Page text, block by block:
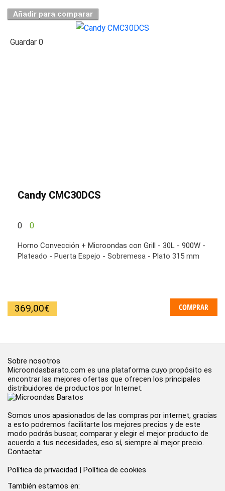
Añadir para comparar
Guardar 0
Candy CMC30DCS
0 0
Horno Convección + Microondas con Grill - 30L - 900W -
Plateado - Puerta Espejo - Sobremesa - Plato 315 mm
369,00€ COMPRAR
Sobre nosotros
Microondasbarato.com es una plataforma cuyo propósito es
encontrar las mejores ofertas que ofrecen los principales
distribuidores de productos por Internet.
Somos unos apasionados de las compras por internet, gracias
a esto podremos facilitarte los mejores precios y de este
modo podrás buscar, comparar y elegir el mejor producto de
acuerdo a tus necesidades, eso sí, siempre al mejor precio.
Contactar
Política de privacidad | Política de cookies
También estamos en: